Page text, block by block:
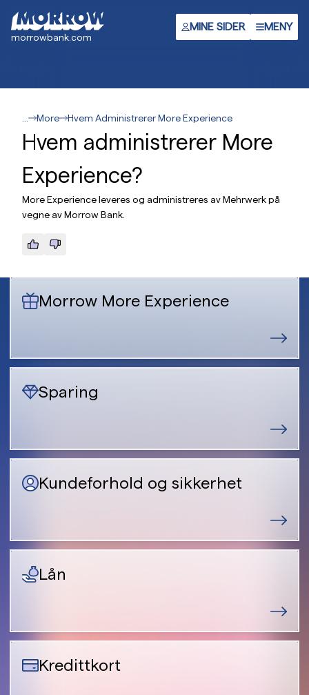
hovedinnhold
morrowbank.com
MINE SIDER MENY
More Hvem Administrerer More Experience
Hvem administrerer More
Experience?
More Experience leveres og administreres av Mehrwerk på
vegne av Morrow Bank.
Morrow More Experience
Sparing
Kundeforhold og sikkerhet
Lån
Kredittkort